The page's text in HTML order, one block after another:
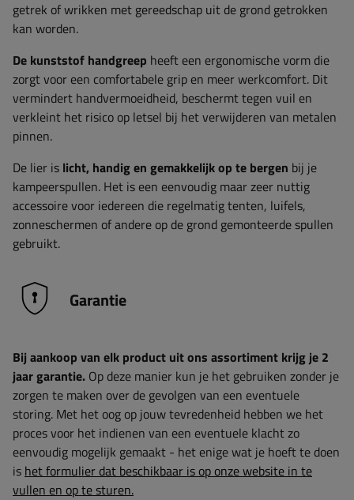
getrek of wrikken met gereedschap uit de grond getrokken
kan worden.
De kunststof handgreep heeft een ergonomische vorm die
zorgt voor een comfortabele grip en meer werkcomfort. Dit
vermindert handvermoeidheid, beschermt tegen vuil en
verkleint het risico op letsel bij het verwijderen van metalen
pinnen.
De lier is licht, handig en gemakkelijk op te bergen bij je
kampeerspullen. Het is een eenvoudig maar zeer nuttig
accessoire voor iedereen die regelmatig tenten, luifels,
zonneschermen of andere op de grond gemonteerde spullen
gebruikt.
Garantie
Bij aankoop van elk product uit ons assortiment krijg je 2
jaar garantie. Op deze manier kun je het gebruiken zonder je
zorgen te maken over de gevolgen van een eventuele
storing. Met het oog op jouw tevredenheid hebben we het
proces voor het indienen van een eventuele klacht zo
eenvoudig mogelijk gemaakt - het enige wat je hoeft te doen
is het formulier dat beschikbaar is op onze website in te
vullen en op te sturen.